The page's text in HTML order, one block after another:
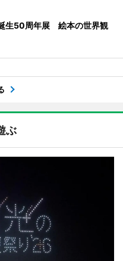
生50周年展 絵本の世界観
ぶ